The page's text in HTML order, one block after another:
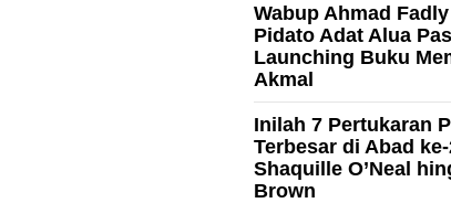
Wabup Ahmad
Pidato Adat Alua
Launching Buku
Akmal
Inilah 7 Pertukaran
Terbesar di Abad
Shaquille O’Neal
Brown